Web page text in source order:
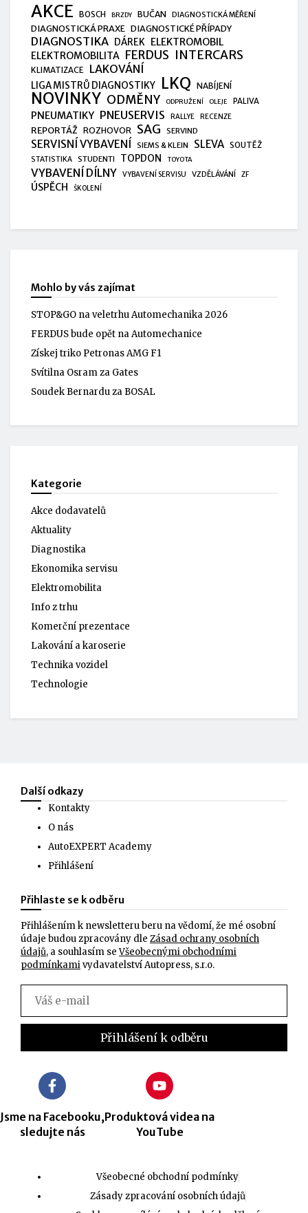
AKCE BOSCH BRZDY BUČAN DIAGNOSTICKÁ MĚŘENÍ
DIAGNOSTICKÁ PRAXE DIAGNOSTICKÉ PŘÍPADY
DIAGNOSTIKA DÁREK ELEKTROMOBIL
ELEKTROMOBILITA FERDUS INTERCARS
KLIMATIZACE LAKOVÁNÍ
LIGA MISTRŮ DIAGNOSTIKY LKQ NABÍJENÍ
NOVINKY ODMĚNY ODPRUŽENÍ OLEJE PALIVA
PNEUMATIKY PNEUSERVIS RALLYE RECENZE
REPORTÁŽ ROZHOVOR SAG SERVIND
SERVISNÍ VYBAVENÍ SIEMS & KLEIN SLEVA SOUTĚŽ
STATISTIKA STUDENTI TOPDON TOYOTA
VYBAVENÍ DÍLNY VYBAVENÍ SERVISU VZDĚLÁVÁNÍ ZF
ÚSPĚCH ŠKOLENÍ
Mohlo by vás zajímat
STOP&GO na veletrhu Automechanika 2026
FERDUS bude opět na Automechanice
Získej triko Petronas AMG F1
Svítilna Osram za Gates
Soudek Bernardu za BOSAL
Kategorie
Akce dodavatelů
Aktuality
Diagnostika
Ekonomika servisu
Elektromobilita
Info z trhu
Komerční prezentace
Lakování a karoserie
Technika vozidel
Technologie
Další odkazy
Kontakty
O nás
AutoEXPERT Academy
Přihlášení
Přihlaste se k odběru
Přihlášením k newsletteru beru na vědomí, že mé osobní
údaje budou zpracovány dle Zásad ochrany osobních
údajů, a souhlasím seVšeobecnými obchodními
podmínkamivydavatelství Autopress, s.r.o.
Jsme na Facebooku,
sledujte nás
Produktová videa na
YouTube
Všeobecné obchodní podmínky
Zásady zpracování osobních údajů